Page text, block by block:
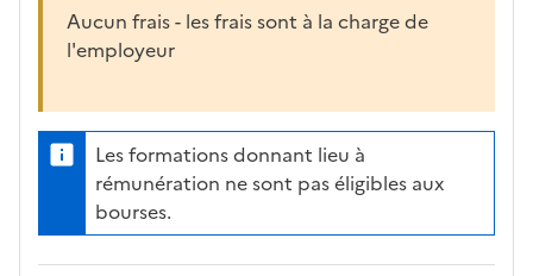
Aucun frais - les frais sont à la charge de
l'employeur
Les formations donnant lieu à
rémunération ne sont pas éligibles aux
bourses.